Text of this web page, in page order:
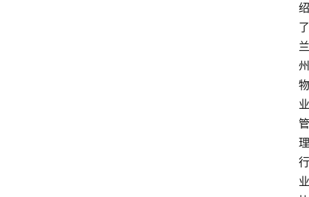
绍
了
兰
州
物
业
管
理
行
业